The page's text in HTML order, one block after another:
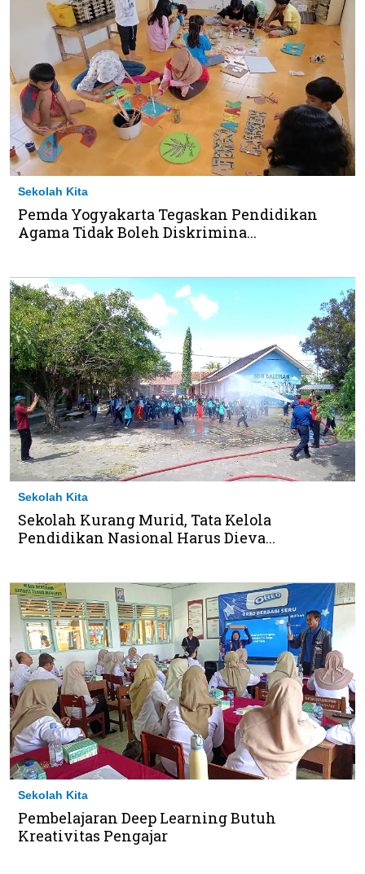
Sekolah Kita
Pemda Yogyakarta Tegaskan Pendidikan
Agama Tidak Boleh Diskrimina...
Sekolah Kita
Sekolah Kurang Murid, Tata Kelola
Pendidikan Nasional Harus Dieva...
Sekolah Kita
Pembelajaran Deep Learning Butuh
Kreativitas Pengajar